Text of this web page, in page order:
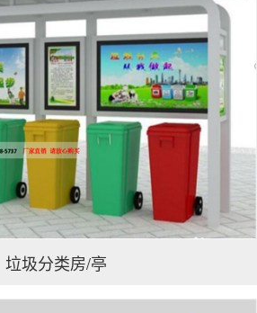
垃圾分类房/亭